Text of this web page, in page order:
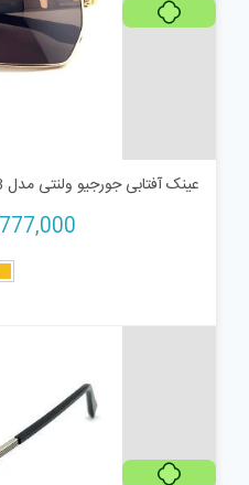
پرداخت اقساطی
عینک آفتابی جورجیو ولنتی مدل GV5633